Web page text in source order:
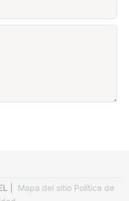
| Mapa del sitio Política de